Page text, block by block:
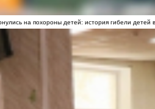
на похороны детей: история гибели детей